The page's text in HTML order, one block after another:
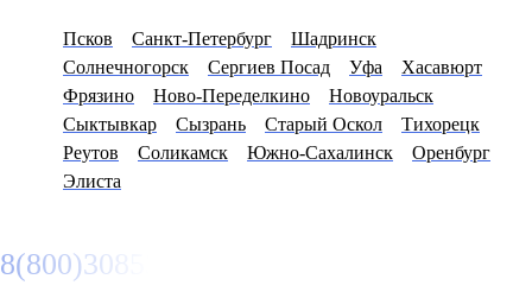
Псков Санкт-Петербург
Шадринск
Солнечногорск
Сергиев Посад Уфа
Хасавюрт
Фрязино
Ново-Переделкино
Новоуральск
Сыктывкар
Сызрань Старый Оскол
Тихорецк
Реутов
Соликамск Южно-Сахалинск
Оренбург
Элиста
8(800)3085303